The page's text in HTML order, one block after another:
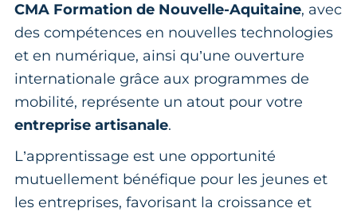
CMA Formation de Nouvelle-Aquitaine, avec
des compétences en nouvelles technologies
et en numérique, ainsi qu’une ouverture
internationale grâce aux programmes de
mobilité, représente un atout pour votre
entreprise artisanale.
L’apprentissage est une opportunité
mutuellement bénéfique pour les jeunes et
les entreprises, favorisant la croissance et